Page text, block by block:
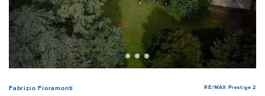
Fabrizio Fioramonti RE/MAX Prestige 2